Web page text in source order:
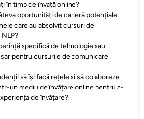
în timp ce învață online?
oportunități de carieră potențiale
care au absolvit cursuri de
specifică de tehnologie sau
pentru cursurile de comunicare
să își facă rețele și să colaboreze
un mediu de învățare online pentru a-
de învățare?